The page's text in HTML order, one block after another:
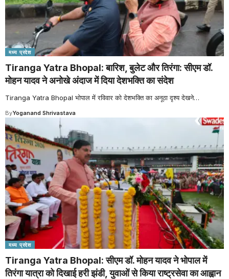
मध्य प्रदेश
Tiranga Yatra Bhopal: बारिश, बुलेट और तिरंगा: सीएम डॉ.
मोहन यादव ने अनोखे अंदाज में दिया देशभक्ति का संदेश
Tiranga Yatra Bhopal भोपाल में रविवार को देशभक्ति का अनूठा दृश्य देखने…
ByYoganand Shrivastava
मध्य प्रदेश
Tiranga Yatra Bhopal: सीएम डॉ. मोहन यादव ने भोपाल में
तिरंगा यात्रा को दिखाई हरी झंडी, युवाओं से किया राष्ट्रसेवा का आह्वान